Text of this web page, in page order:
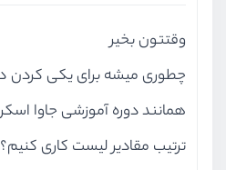
وقتتون بخیر
ترتیب مقادیر لیست کاری کنیم؟